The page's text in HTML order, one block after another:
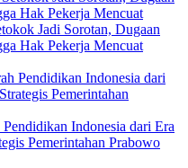
Jadi Sorotan, Dugaan
Hak Pekerja Mencuat
Indonesia dari Era
Pemerintahan Prabowo